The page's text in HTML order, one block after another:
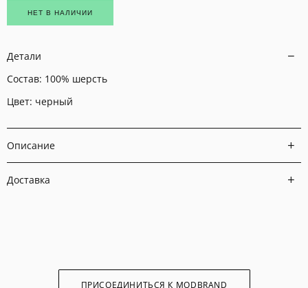
НЕТ В НАЛИЧИИ
Детали
Состав: 100% шерсть
Цвет: черный
Описание
Доставка
ПРИСОЕДИНИТЬСЯ К MODBRAND